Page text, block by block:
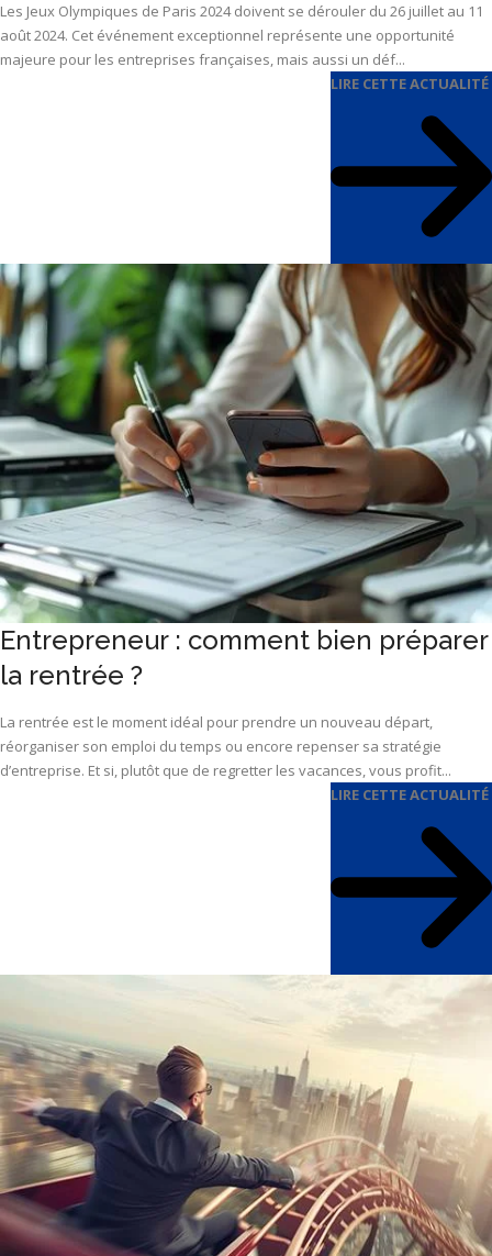
Les Jeux Olympiques de Paris 2024 doivent se dérouler du 26 juillet au 11
août 2024. Cet événement exceptionnel représente une opportunité
majeure pour les entreprises françaises, mais aussi un déf...
LIRE CETTE ACTUALITÉ
Entrepreneur : comment bien préparer
la rentrée ?
La rentrée est le moment idéal pour prendre un nouveau départ,
réorganiser son emploi du temps ou encore repenser sa stratégie
d’entreprise. Et si, plutôt que de regretter les vacances, vous profit...
LIRE CETTE ACTUALITÉ